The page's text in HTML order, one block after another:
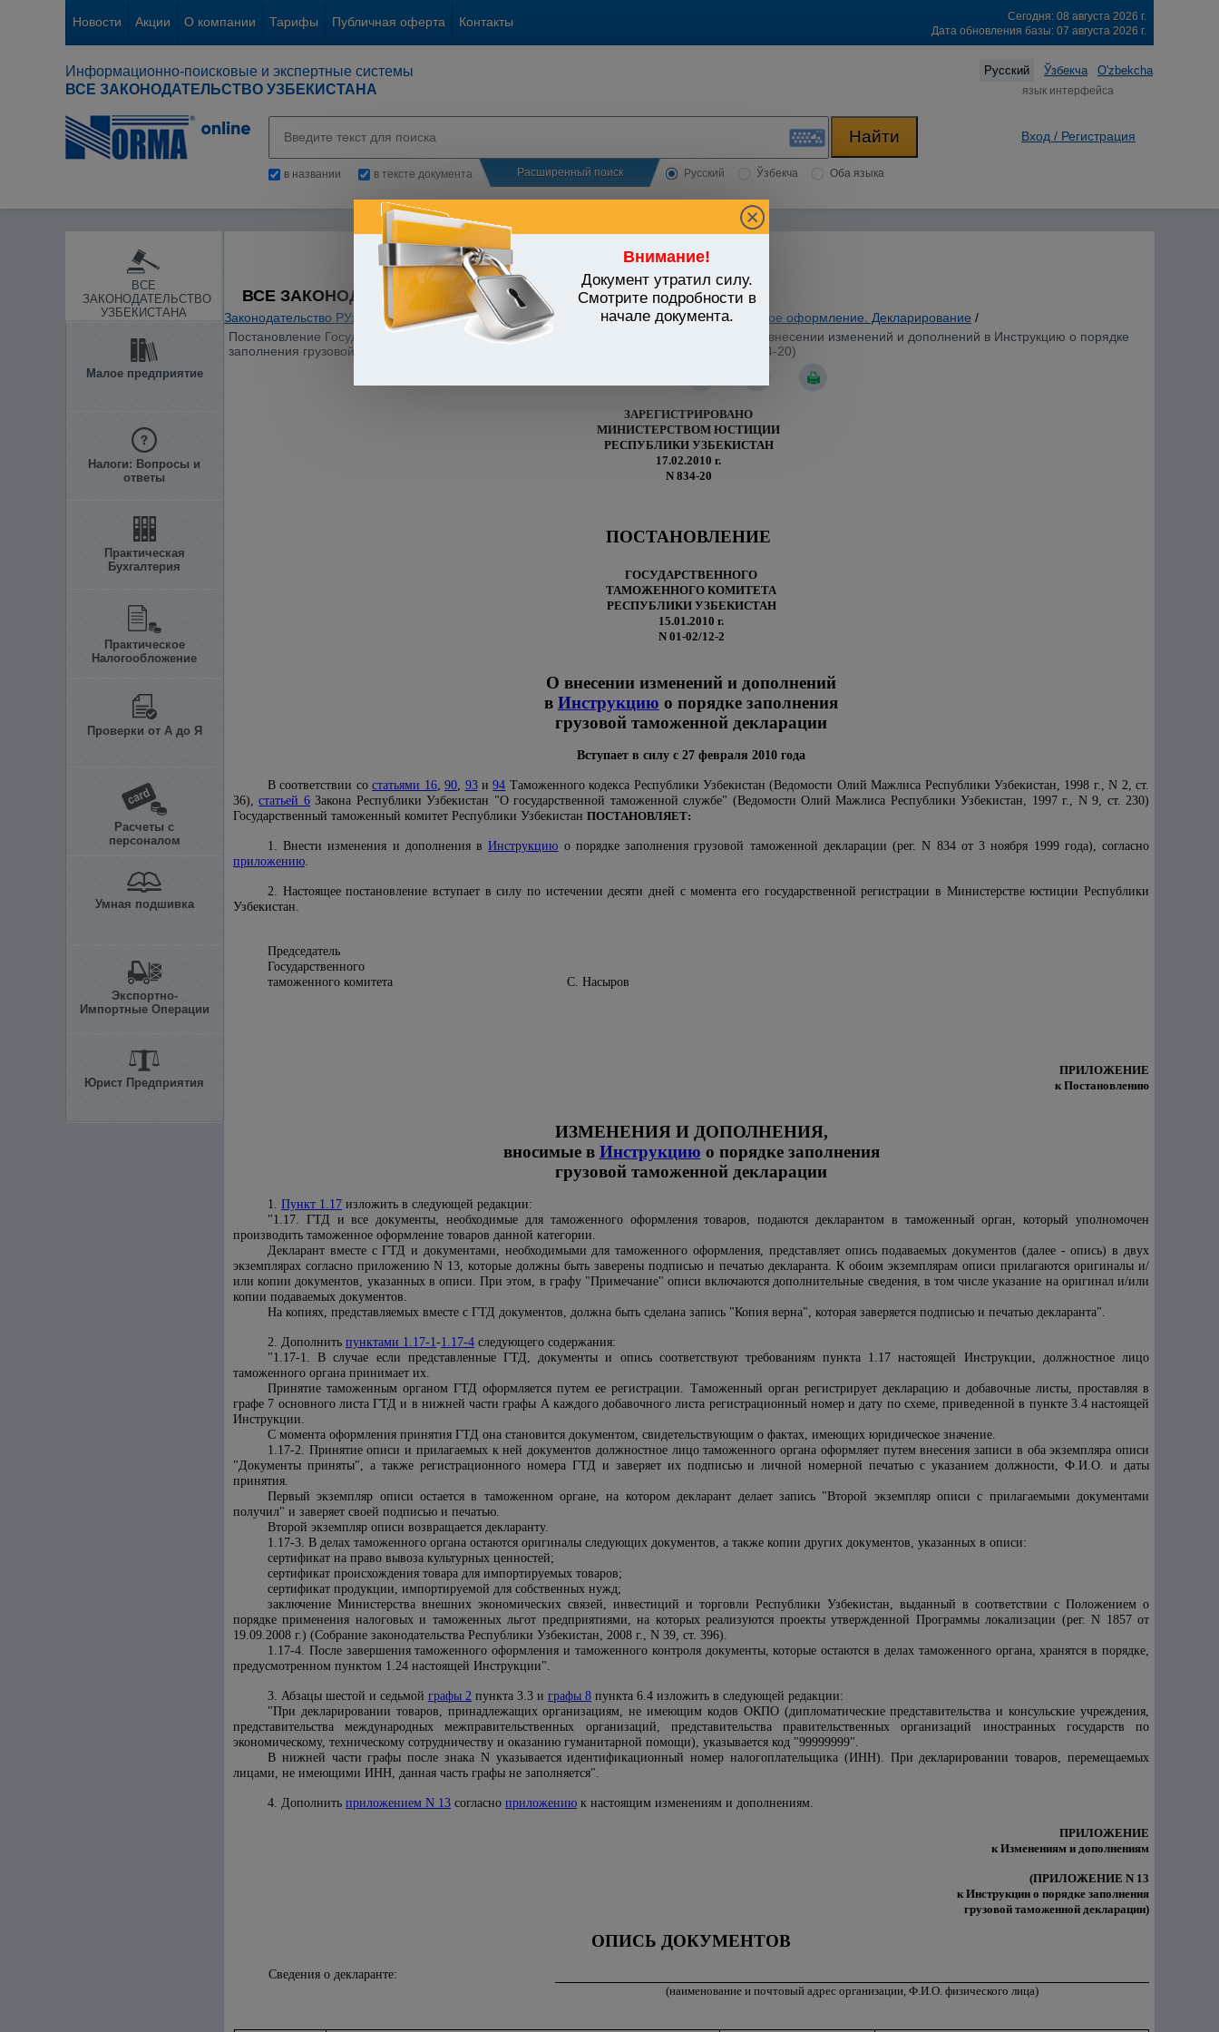
Новости Акции О компании Тарифы Публичная оферта Контакты
Сегодня: 08 августа 2026 г.
Дата обновления базы: 07 августа 2026 г.
Информационно-поисковые и экспертные системы
ВСЕ ЗАКОНОДАТЕЛЬСТВО УЗБЕКИСТАНА
Русский Ўзбекча O'zbekcha
язык интерфейса
в названии в тексте документа Расширенный поиск Русский Ўзбекча Оба языка
Вход / Регистрация
ВСЕ
ЗАКОНОДАТЕЛЬСТВО
УЗБЕКИСТАНА
Малое предприятие
Налоги: Вопросы и
ответы
Практическая
Бухгалтерия
Практическое
Налогообложение
Проверки от А до Я
Расчеты с
персоналом
Умная подшивка
Экспортно-
Импортные Операции
Юрист Предприятия
Внимание!
Документ утратил силу.
Смотрите подробности в
начале документа.
ВСЕ ЗАКОНОДАТЕЛЬСТВО УЗБЕКИСТАНА
Законодательство РУз Таможенное законодательство Утратившие силу акты / Таможенное оформление. Декларирование /
Постановление Государственного таможенного комитета от 15.01.2010 г. N 01-02/12-2 "О внесении изменений и дополнений в Инструкцию о порядке
заполнения грузовой таможенной декларации" (Зарегистрировано МЮ 17.02.2010 г. N 834-20)
ЗАРЕГИСТРИРОВАНО
МИНИСТЕРСТВОМ ЮСТИЦИИ
РЕСПУБЛИКИ УЗБЕКИСТАН
17.02.2010 г.
N 834-20
ПОСТАНОВЛЕНИЕ
ГОСУДАРСТВЕННОГО
ТАМОЖЕННОГО КОМИТЕТА
РЕСПУБЛИКИ УЗБЕКИСТАН
15.01.2010 г.
N 01-02/12-2
О внесении изменений и дополнений
в Инструкцию о порядке заполнения
грузовой таможенной декларации
Вступает в силу с 27 февраля 2010 года
В соответствии состатьями 16,90, 93и94 Таможенного кодекса Республики Узбекистан (Ведомости Олий Мажлиса Республики Узбекистан, 1998 г., N 2, ст.
36),статьей 6Закона Республики Узбекистан "О государственной таможенной службе" (Ведомости Олий Мажлиса Республики Узбекистан, 1997 г., N 9, ст. 230)
Государственный таможенный комитет Республики Узбекистан ПОСТАНОВЛЯЕТ:
1. Внести изменения и дополнения вИнструкцию о порядке заполнения грузовой таможенной декларации (рег. N 834 от 3 ноября 1999 года), согласно
приложению.
2. Настоящее постановление вступает в силу по истечении десяти дней с момента его государственной регистрации в Министерстве юстиции Республики
Узбекистан.
Председатель
Государственного
таможенного комитета С. Насыров
ПРИЛОЖЕНИЕ
к Постановлению
ИЗМЕНЕНИЯ И ДОПОЛНЕНИЯ,
вносимые в Инструкцию о порядке заполнения
грузовой таможенной декларации
1. Пункт 1.17 изложить в следующей редакции:
"1.17. ГТД и все документы, необходимые для таможенного оформления товаров, подаются декларантом в таможенный орган, который уполномочен
производить таможенное оформление товаров данной категории.
Декларант вместе с ГТД и документами, необходимыми для таможенного оформления, представляет опись подаваемых документов (далее - опись) в двух
экземплярах согласно приложению N 13, которые должны быть заверены подписью и печатью декларанта. К обоим экземплярам описи прилагаются оригиналы и/
или копии документов, указанных в описи. При этом, в графу "Примечание" описи включаются дополнительные сведения, в том числе указание на оригинал и/или
копии подаваемых документов.
На копиях, представляемых вместе с ГТД документов, должна быть сделана запись "Копия верна", которая заверяется подписью и печатью декларанта".
2. Дополнить пунктами 1.17-1-1.17-4 следующего содержания:
"1.17-1. В случае если представленные ГТД, документы и опись соответствуют требованиям пункта 1.17 настоящей Инструкции, должностное лицо
таможенного органа принимает их.
Принятие таможенным органом ГТД оформляется путем ее регистрации. Таможенный орган регистрирует декларацию и добавочные листы, проставляя в
графе 7 основного листа ГТД и в нижней части графы А каждого добавочного листа регистрационный номер и дату по схеме, приведенной в пункте 3.4 настоящей
Инструкции.
С момента оформления принятия ГТД она становится документом, свидетельствующим о фактах, имеющих юридическое значение.
1.17-2. Принятие описи и прилагаемых к ней документов должностное лицо таможенного органа оформляет путем внесения записи в оба экземпляра описи
"Документы приняты", а также регистрационного номера ГТД и заверяет их подписью и личной номерной печатью с указанием должности, Ф.И.О. и даты
принятия.
Первый экземпляр описи остается в таможенном органе, на котором декларант делает запись "Второй экземпляр описи с прилагаемыми документами
получил" и заверяет своей подписью и печатью.
Второй экземпляр описи возвращается декларанту.
1.17-3. В делах таможенного органа остаются оригиналы следующих документов, а также копии других документов, указанных в описи:
сертификат на право вывоза культурных ценностей;
сертификат происхождения товара для импортируемых товаров;
сертификат продукции, импортируемой для собственных нужд;
заключение Министерства внешних экономических связей, инвестиций и торговли Республики Узбекистан, выданный в соответствии с Положением о
порядке применения налоговых и таможенных льгот предприятиями, на которых реализуются проекты утвержденной Программы локализации (рег. N 1857 от
19.09.2008 г.) (Собрание законодательства Республики Узбекистан, 2008 г., N 39, ст. 396).
1.17-4. После завершения таможенного оформления и таможенного контроля документы, которые остаются в делах таможенного органа, хранятся в порядке,
предусмотренном пунктом 1.24 настоящей Инструкции".
3. Абзацы шестой и седьмой графы 2 пункта 3.3 и графы 8 пункта 6.4 изложить в следующей редакции:
"При декларировании товаров, принадлежащих организациям, не имеющим кодов ОКПО (дипломатические представительства и консульские учреждения,
представительства международных межправительственных организаций, представительства правительственных организаций иностранных государств по
экономическому, техническому сотрудничеству и оказанию гуманитарной помощи), указывается код "99999999".
В нижней части графы после знака N указывается идентификационный номер налогоплательщика (ИНН). При декларировании товаров, перемещаемых
лицами, не имеющими ИНН, данная часть графы не заполняется".
4. Дополнить приложением N 13 согласно приложению к настоящим изменениям и дополнениям.
ПРИЛОЖЕНИЕ
к Изменениям и дополнениям
(ПРИЛОЖЕНИЕ N 13
к Инструкции о порядке заполнения
грузовой таможенной декларации)
ОПИСЬ ДОКУМЕНТОВ
Сведения о декларанте:
(наименование и почтовый адрес организации, Ф.И.О. физического лица)